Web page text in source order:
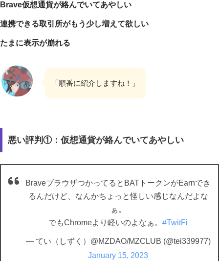
Brave仮想通貨が絡んでいてあやしい
連携できる取引所がもう少し増えて欲しい
たまに表示が崩れる
「順番に紹介しますね！」
悪い評判①：仮想通貨が絡んでいてあやしい
BraveブラウザつかってるとBATトークンがEarnでき
るんだけど、なんかちょっと怪しい感じなんだよな
ぁ。
でもChromeより軽いのよなぁ。 #TwitFi
— てい（しずく）@MZDAO/MZCLUB (@tei339977)
January 15, 2023